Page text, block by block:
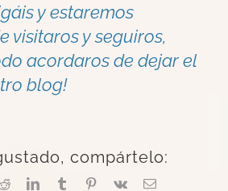
y estaremos
visitaros y seguiros,
acordaros de dejar el
blog!
compártelo:
RedditLinkedInTumblrPinterest
Vk
Correo